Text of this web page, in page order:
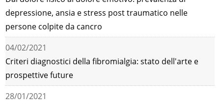
depressione, ansia e stress post traumatico nelle
persone colpite da cancro
04/02/2021
Criteri diagnostici della fibromialgia: stato dell'arte e
prospettive future
28/01/2021